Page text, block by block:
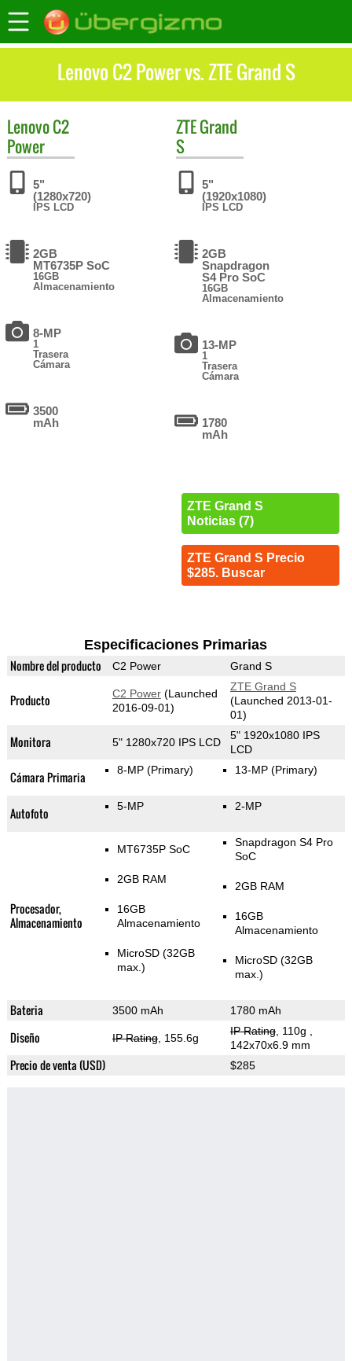
Lenovo C2 Power vs. ZTE Grand S
LenovoC2
Power
5"
(1280x720)
IPS LCD
2GB
MT6735P SoC
16GB
Almacenamiento
8-MP
1
Trasera
Cámara
3500
mAh
ZTEGrand
S
5"
(1920x1080)
IPS LCD
2GB
Snapdragon
S4 Pro SoC
16GB
Almacenamiento
13-MP
1
Trasera
Cámara
1780
mAh
ZTE Grand S
Noticias (7)
ZTE Grand S Precio
$285. Buscar
Especificaciones Primarias
Nombre del producto C2 Power Grand S
Producto C2 Power(Launched
2016-09-01)
ZTE Grand S
(Launched 2013-01-
01)
Monitora 5" 1280x720 IPS LCD
5" 1920x1080 IPS
LCD
Cámara Primaria 8-MP (Primary) 13-MP (Primary)
Autofoto 5-MP 2-MP
Procesador,
Almacenamiento
MT6735P SoC
2GB RAM
16GB
Almacenamiento
MicroSD (32GB
max.)
Snapdragon S4 Pro
SoC
2GB RAM
16GB
Almacenamiento
MicroSD (32GB
max.)
Bateria 3500 mAh 1780 mAh
Diseño IP Rating, 155.6g
IP Rating, 110g
142x70x6.9 mm
Precio de venta (USD) $285